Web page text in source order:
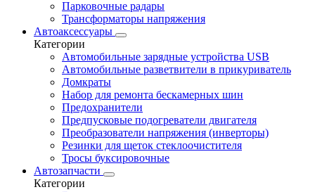
Парковочные радары
Трансформаторы напряжения
Автоаксессуары
Категории
Автомобильные зарядные устройства USB
Автомобильные разветвители в прикуриватель
Домкраты
Набор для ремонта бескамерных шин
Предохранители
Предпусковые подогреватели двигателя
Преобразователи напряжения (инверторы)
Резинки для щеток стеклоочистителя
Тросы буксировочные
Автозапчасти
Категории